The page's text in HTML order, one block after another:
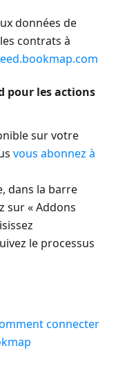
données de
contrats à
pour les actions
sur votre
vous abonnez à
dans la barre
sur « Addons
le processus
connecter